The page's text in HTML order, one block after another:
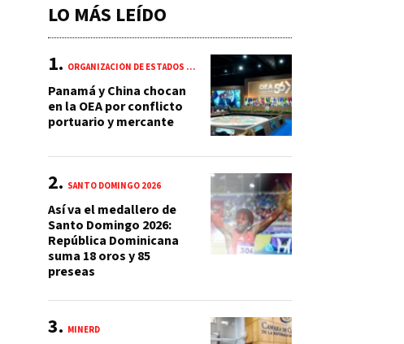
LO MÁS LEÍDO
ORGANIZACIÓN DE ESTADOS AMERICANOS (OEA)
Panamá y China chocan
en la OEA por conflicto
portuario y mercante
SANTO DOMINGO 2026
Así va el medallero de
Santo Domingo 2026:
República Dominicana
suma 18 oros y 85
preseas
MINERD